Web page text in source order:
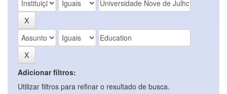
Adicionar filtros:
Utilizar filtros para refinar o resultado de busca.